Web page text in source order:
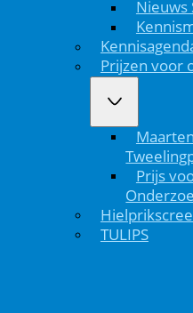
Nieuws
Prijzen voor
Prijs
TULIPS